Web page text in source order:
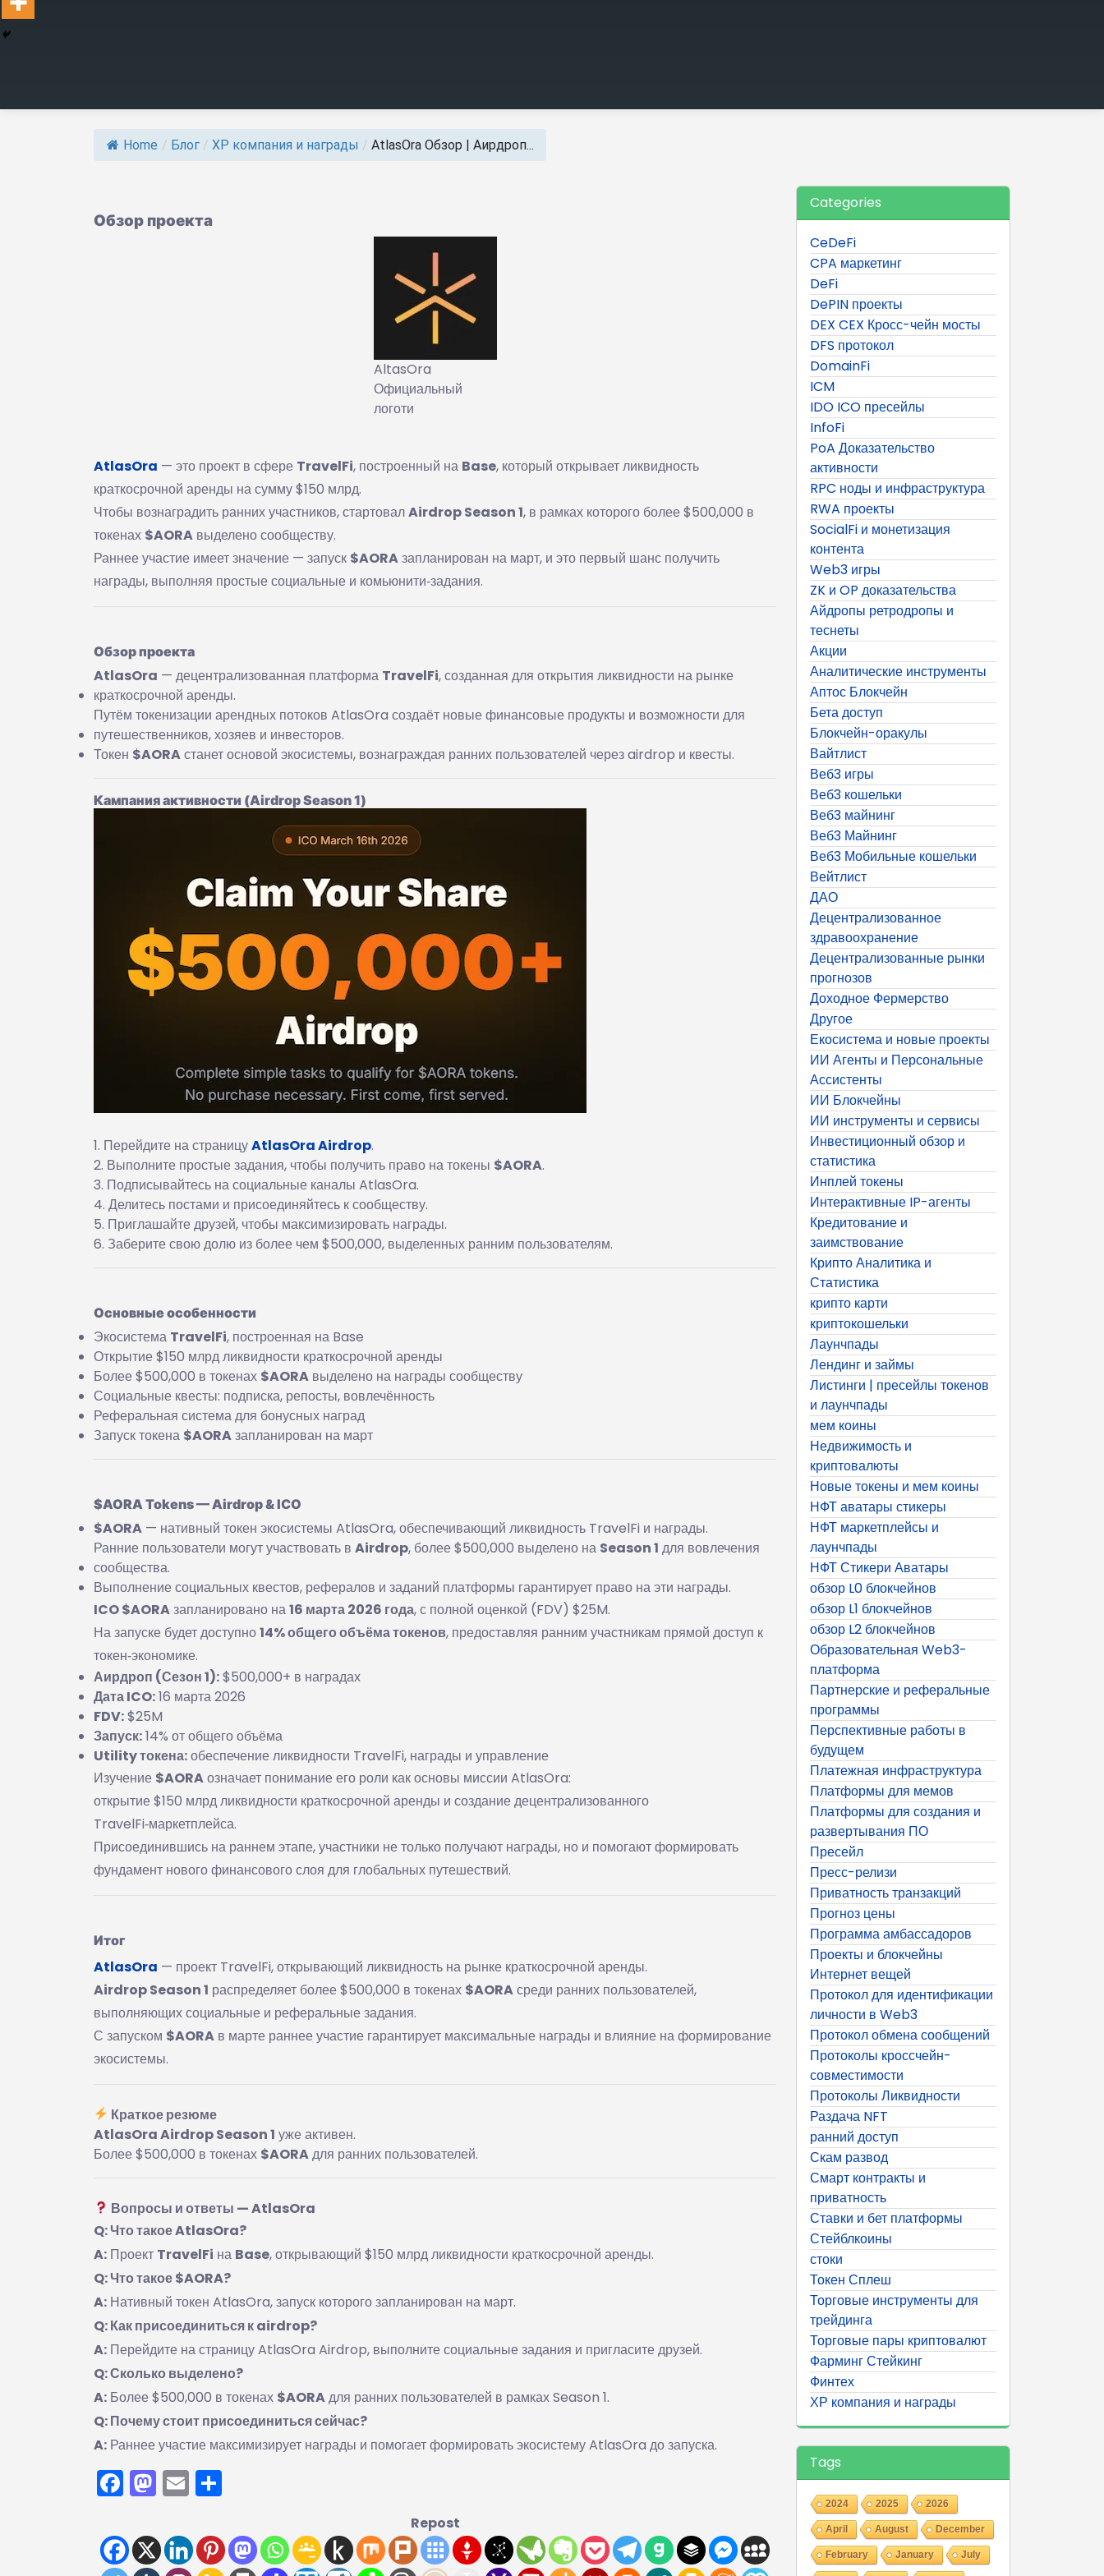
Home / Блог / ХР компания и награды / AtlasOra Обзор | Аирдроп...
Обзор проекта
AltasOra
Официальный
логоти
AtlasOra — это проект в сфере TravelFi, построенный на Base, который открывает ликвидность
краткосрочной аренды на сумму $150 млрд.
Чтобы вознаградить ранних участников, стартовалAirdrop Season 1, в рамках которого более $500,000 в
токенах $AORA выделено сообществу.
Раннее участие имеет значение — запуск $AORAзапланирован на март, и это первый шанс получить
награды, выполняя простые социальные и комьюнити‑задания.
Обзор проекта
AtlasOra — децентрализованная платформа TravelFi, созданная для открытия ликвидности на рынке
краткосрочной аренды.
Путём токенизации арендных потоков AtlasOra создаёт новые финансовые продукты и возможности для
путешественников, хозяев и инвесторов.
Токен $AORAстанет основой экосистемы, вознаграждая ранних пользователей через airdrop и квесты.
Кампания активности (Airdrop Season 1)
Перейдите на страницуAtlasOra Airdrop.
Выполните простые задания, чтобы получить право на токены $AORA.
Подписывайтесь на социальные каналы AtlasOra.
Делитесь постами и присоединяйтесь к сообществу.
Приглашайте друзей, чтобы максимизировать награды.
Заберите свою долю из более чем $500,000, выделенных ранним пользователям.
Основные особенности
Экосистема TravelFi, построенная на Base
Открытие $150 млрд ликвидности краткосрочной аренды
Более $500,000 в токенах $AORA выделено на награды сообществу
Социальные квесты: подписка, репосты, вовлечённость
Реферальная система для бонусных наград
Запуск токена $AORAзапланирован на март
$AORA Tokens — Airdrop & ICO
$AORA — нативный токен экосистемы AtlasOra, обеспечивающий ликвидность TravelFi и награды.
Ранние пользователи могут участвовать в Airdrop, более $500,000 выделено на Season 1 для вовлечения
сообщества.
Выполнение социальных квестов, рефералов и заданий платформы гарантирует право на эти награды.
ICO $AORAзапланировано на16 марта 2026 года, с полной оценкой (FDV) $25M.
На запуске будет доступно14% общего объёма токенов, предоставляя ранним участникам прямой доступ к
токен‑экономике.
Аирдроп (Сезон 1):$500,000+ в наградах
Дата ICO:16 марта 2026
FDV:$25M
Запуск:14% от общего объёма
Utility токена:обеспечение ликвидности TravelFi, награды и управление
Изучение $AORAозначает понимание его роли как основы миссии AtlasOra:
открытие $150 млрд ликвидности краткосрочной аренды и создание децентрализованного
TravelFi‑маркетплейса.
Присоединившись на раннем этапе, участники не только получают награды, но и помогают формировать
фундамент нового финансового слоя для глобальных путешествий.
Итог
AtlasOra — проект TravelFi, открывающий ликвидность на рынке краткосрочной аренды.
Airdrop Season 1 распределяет более $500,000 в токенах $AORAсреди ранних пользователей,
выполняющих социальные и реферальные задания.
С запуском $AORA в марте раннее участие гарантирует максимальные награды и влияние на формирование
экосистемы.
Краткое резюме
AtlasOra Airdrop Season 1 уже активен.
Более $500,000 в токенах $AORAдля ранних пользователей.
Вопросы и ответы — AtlasOra
Q: Что такое AtlasOra?
A: Проект TravelFi на Base, открывающий $150 млрд ликвидности краткосрочной аренды.
Q: Что такое $AORA?
A: Нативный токен AtlasOra, запуск которого запланирован на март.
Q: Как присоединиться к airdrop?
A: Перейдите на страницу AtlasOra Airdrop, выполните социальные задания и пригласите друзей.
Q: Сколько выделено?
A: Более $500,000 в токенах $AORAдля ранних пользователей в рамках Season 1.
Q: Почему стоит присоединиться сейчас?
A: Раннее участие максимизирует награды и помогает формировать экосистему AtlasOra до запуска.
Facebook
Mastodon
Email
Repost
Categories
CeDeFi
CPA маркетинг
DeFi
DePIN проекты
DEX CEX Кросс-чейн мосты
DFS протокол
DomainFi
ICM
IDO ICO пресейлы
InfoFi
PoA Доказательство
активности
RPC ноды и инфраструктура
RWA проекты
SocialFi и монетизация
контента
Web3 игры
ZK и OP доказательства
Айдропы ретродропы и
теснеты
Акции
Аналитические инструменты
Аптос Блокчейн
Бета доступ
Блокчейн-оракулы
Вайтлист
Веб3 игры
Веб3 кошельки
Веб3 майнинг
Веб3 Майнинг
Веб3 Мобильные кошельки
Вейтлист
ДАО
Децентрализованное
здравоохранение
Децентрализованные рынки
прогнозов
Доходное Фермерство
Другое
Екосистема и новые проекты
ИИ Агенты и Персональные
Ассистенты
ИИ Блокчейны
ИИ инструменты и сервисы
Инвестиционный обзор и
статистика
Инплей токены
Интерактивные IP-агенты
Кредитование и
заимствование
Крипто Аналитика и
Статистика
крипто карти
криптокошельки
Лаунчпады
Лендинг и займы
Листинги | пресейлы токенов
и лаунчпады
мем коины
Недвижимость и
криптовалюты
Новые токены и мем коины
НФТ аватары стикеры
НФТ маркетплейсы и
лаунчпады
НФТ Стикери Аватары
обзор L0 блокчейнов
обзор L1 блокчейнов
обзор L2 блокчейнов
Образовательная Web3-
платформа
Партнерские и реферальные
программы
Перспективные работы в
будущем
Платежная инфраструктура
Платформы для мемов
Платформы для создания и
развертывания ПО
Пресейл
Пресс-релизи
Приватность транзакций
Прогноз цены
Программа амбассадоров
Проекты и блокчейны
Интернет вещей
Протокол для идентификации
личности в Web3
Протокол обмена сообщений
Протоколы кроссчейн-
совместимости
Протоколы Ликвидности
Раздача NFT
ранний доступ
Скам развод
Смарт контракты и
приватность
Ставки и бет платформы
Стейблкоины
стоки
Токен Сплеш
Торговые инструменты для
трейдинга
Торговые пары криптовалют
Фарминг Стейкинг
Финтех
ХР компания и награды
Tags
2024 2025 2026
April August December
February January July